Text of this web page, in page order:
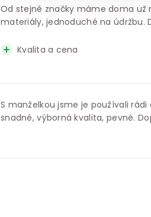
Od stejné značky máme doma už
materiály, jednoduché na údržbu.
Kvalita a cena
S manželkou jsme je používali
snadné, výborná kvalita, pevné.